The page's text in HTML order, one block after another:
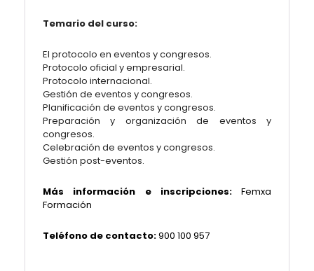
Temario del curso:
El protocolo en eventos y congresos.
Protocolo oficial y empresarial.
Protocolo internacional.
Gestión de eventos y congresos.
Planificación de eventos y congresos.
Preparación y organización de eventos y
congresos.
Celebración de eventos y congresos.
Gestión post-eventos.
Más información e inscripciones:Femxa
Formación
Teléfono de contacto:900 100 957